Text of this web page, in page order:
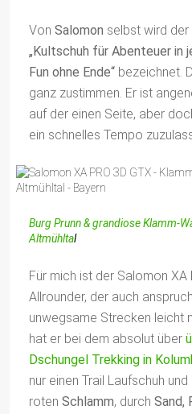
Von Salomon selbst wird der
„Kultschuh für Abenteuer in
Fun ohne Ende“ bezeichnet.
ganz zustimmen. Er ist
auf der einen Seite, aber
ein schnelles Tempo
Burg Prunn & grandiose Klamm-
Altmühltal
Für mich ist der Salomon XA
Allrounder, der auch
unwegsame Strecken leicht
hat er bei dem absolut über
Dschungel Trekking in
nur einen Trail Laufschuh
roten Schlamm, durch Sand,